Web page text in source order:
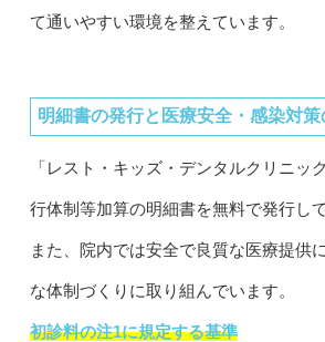
て通いやすい環境を整えています。
明細書の発行と医療安全・感染対
「レスト・キッズ・デンタルクリニッ
行体制等加算の明細書を無料で発行して
また、院内では安全で良質な医療提供
な体制づくりに取り組んでいます。
初診料の注1に規定する基準